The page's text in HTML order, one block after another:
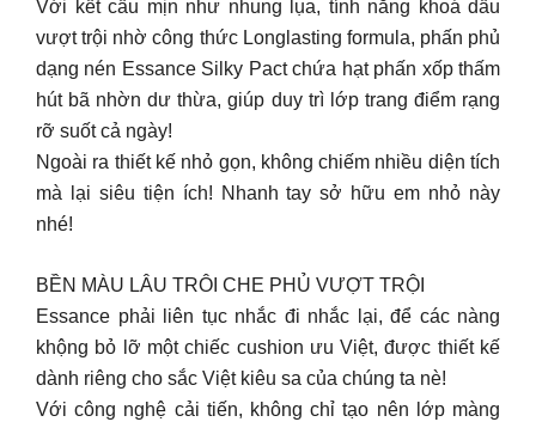
Với kết cấu mịn như nhung lụa, tính năng khoá dầu
vượt trội nhờ công thức Longlasting formula, phấn phủ
dạng nén Essance Silky Pact chứa hạt phấn xốp thấm
hút bã nhờn dư thừa, giúp duy trì lớp trang điểm rạng
rỡ suốt cả ngày!
Ngoài ra thiết kế nhỏ gọn, không chiếm nhiều diện tích
mà lại siêu tiện ích! Nhanh tay sở hữu em nhỏ này
nhé!
BỀN MÀU LÂU TRÔI CHE PHỦ VƯỢT TRỘI
Essance phải liên tục nhắc đi nhắc lại, để các nàng
khộng bỏ lỡ một chiếc cushion ưu Việt, được thiết kế
dành riêng cho sắc Việt kiêu sa của chúng ta nè!
Với công nghệ cải tiến, không chỉ tạo nên lớp màng